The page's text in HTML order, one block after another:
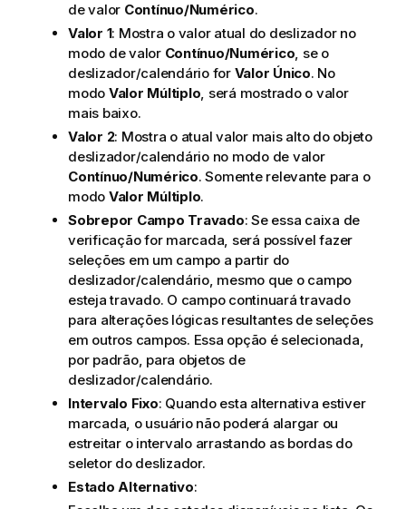
de valor Contínuo/Numérico.
Valor 1: Mostra o valor atual do deslizador no
modo de valor Contínuo/Numérico, se o
deslizador/calendário for Valor Único. No
modo Valor Múltiplo, será mostrado o valor
mais baixo.
Valor 2: Mostra o atual valor mais alto do objeto
deslizador/calendário no modo de valor
Contínuo/Numérico. Somente relevante para o
modo Valor Múltiplo.
Sobrepor Campo Travado: Se essa caixa de
verificação for marcada, será possível fazer
seleções em um campo a partir do
deslizador/calendário, mesmo que o campo
esteja travado. O campo continuará travado
para alterações lógicas resultantes de seleções
em outros campos. Essa opção é selecionada,
por padrão, para objetos de
deslizador/calendário.
Intervalo Fixo: Quando esta alternativa estiver
marcada, o usuário não poderá alargar ou
estreitar o intervalo arrastando as bordas do
seletor do deslizador.
Estado Alternativo: